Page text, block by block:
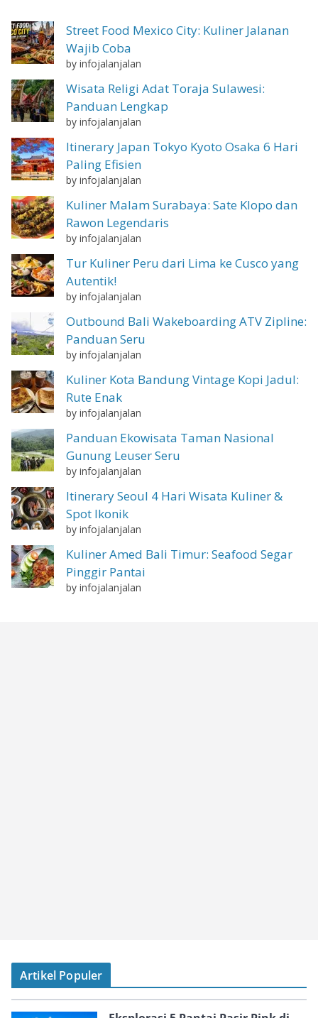
Street Food Mexico City: Kuliner Jalanan
Wajib Coba
by infojalanjalan
Wisata Religi Adat Toraja Sulawesi:
Panduan Lengkap
by infojalanjalan
Itinerary Japan Tokyo Kyoto Osaka 6 Hari
Paling Efisien
by infojalanjalan
Kuliner Malam Surabaya: Sate Klopo dan
Rawon Legendaris
by infojalanjalan
Tur Kuliner Peru dari Lima ke Cusco yang
Autentik!
by infojalanjalan
Outbound Bali Wakeboarding ATV Zipline:
Panduan Seru
by infojalanjalan
Kuliner Kota Bandung Vintage Kopi Jadul:
Rute Enak
by infojalanjalan
Panduan Ekowisata Taman Nasional
Gunung Leuser Seru
by infojalanjalan
Itinerary Seoul 4 Hari Wisata Kuliner &
Spot Ikonik
by infojalanjalan
Kuliner Amed Bali Timur: Seafood Segar
Pinggir Pantai
by infojalanjalan
Artikel Populer